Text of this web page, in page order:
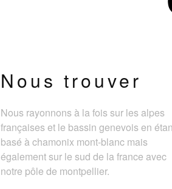
Nous trouver
Nous rayonnons à la fois sur les alpes
françaises et le bassin genevois en
basé à chamonix mont-blanc mais
également sur le sud de la france avec
notre pôle de montpellier.